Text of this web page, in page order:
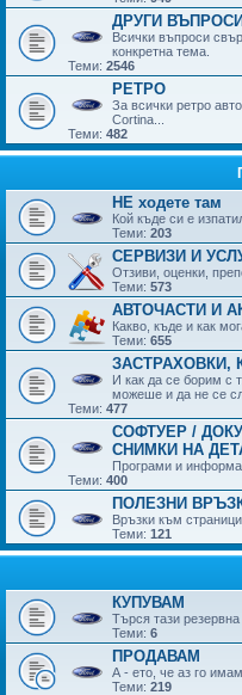
ДРУГИ
Всички въпроси
конкретна тема.
Теми: 2546
РЕТРО
За всички ретро
Cortina...
Теми: 482
НЕ ходете там
Кой къде си е
Теми: 203
СЕРВИЗИ И
Отзиви, оценки,
Теми: 573
АВТОЧАСТИ И
Какво, къде и как
Теми: 655
ЗАСТРАХОВКИ,
И как да се борим с
можеше и да не се
Теми: 477
СОФТУЕР /
СНИМКИ НА
Програми и
Теми: 400
ПОЛЕЗНИ
Връзки към
Теми: 121
КУПУВАМ
Търся тази резервна
Теми: 6
ПРОДАВАМ
А - ето, че аз го
Теми: 219